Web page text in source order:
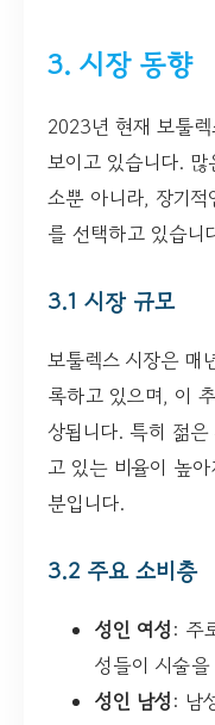
3. 시장 동향
2023년 현재 보툴
보이고 있습니다.
소뿐 아니라, 장기
를 선택하고 있습니
3.1 시장 규모
보툴렉스 시장은 매
록하고 있으며, 이
상됩니다. 특히 젊
고 있는 비율이 높
분입니다.
3.2 주요 소비층
성인 여성: 주
성들이 시술
성인 남성: 남